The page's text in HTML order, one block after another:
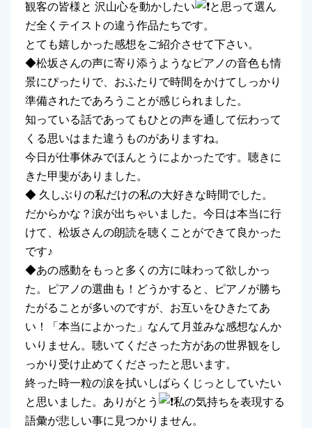
観客の皆様と 沢山心を動かしたい
と思って選ん
だ全くテイストの違う作品たちです。
とても嬉しかった感想をご紹介させて下さい。
◆松坂さんの声に寄り添うようなピアノの音色も情
景にぴったりで、おふたりで時間をかけてしっかり
準備されたであろうことが感じられました。
知っている話であってもひとの声を通して伝わって
くる思いはまた違うものがありますね。
今日が仕事休みでほんとうによかったです。聴きに
きた甲斐がありました。
◆ 久しぶりの私だけの私の大好きな時間でした。
だからかな？涙が出ちゃいました。今日は本当に行
けて、松坂さんの朗読を聴くことができて良かった
です♪
◆あの感動をもっと多くの方に味わって欲しかっ
た。ピアノの選曲も！どうかすると、ピアノが勝ち
たがることが多いのですが、お互いをひきたてあ
い！「本当によかった」なんて月並みな感想なんか
いりません。聴いてくださった方があの世界観をし
っかり受け止めてくださったと思います。
終った時一粒の涙を拭いしばらくじっとしていたい
と思いました。ありがとう
私の気持ちを表現する
語彙が悲しい事に見つかりません。